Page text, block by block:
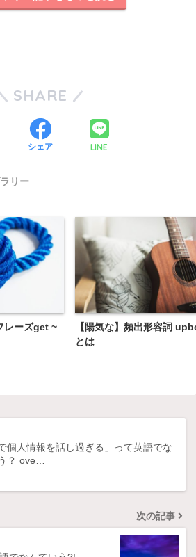
SHARE
シェア LINE
リー
レーズget ~
【陽気な】頻出形容詞
とは
個人情報を話し過ぎる」って英語でな
？ ove…
次の記事